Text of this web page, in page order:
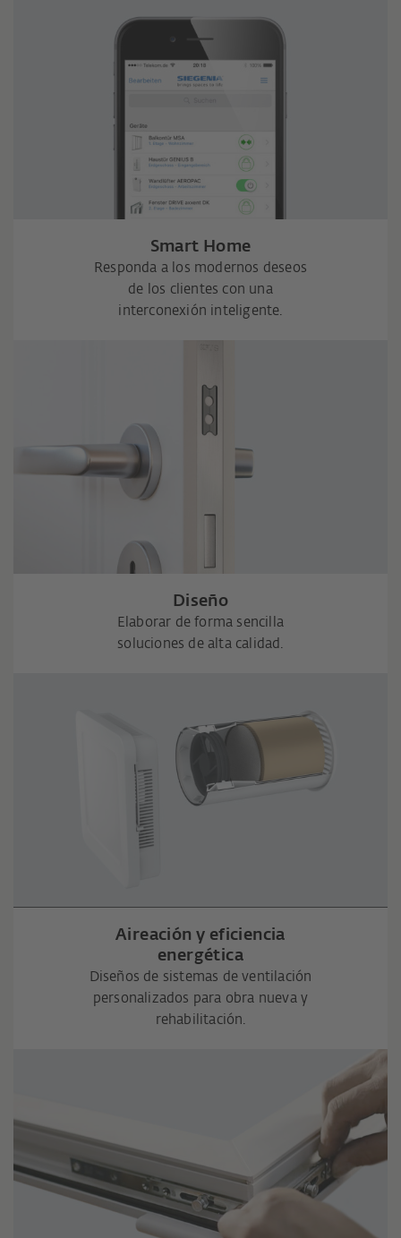
Smart Home
Responda a los modernos deseos
de los clientes con una
interconexión inteligente.
Diseño
Elaborar de forma sencilla
soluciones de alta calidad.
Aireación y eficiencia
energética
Diseños de sistemas de ventilación
personalizados para obra nueva y
rehabilitación.